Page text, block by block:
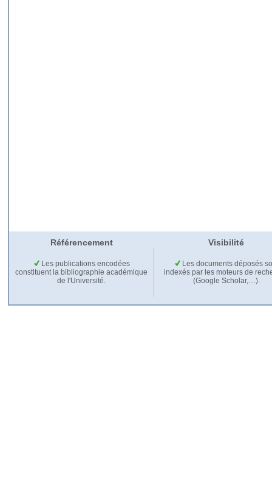
Référencement Visibilité
Les publications encodées
constituent la bibliographie académique
de l'Université.
Les documents déposés
indexés par les moteurs de
(Google Scholar,…).